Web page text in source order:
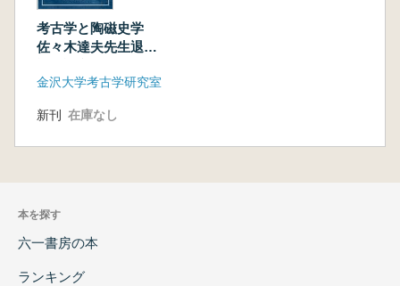
考古学と陶磁史学
佐々木達夫先生退職
金沢大学考古学研究室
新刊 在庫なし
本を探す
六一書房の本
ランキング